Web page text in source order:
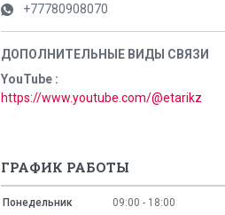
+77780908070
YouTube
https://www.youtube.com/@etarikz
ГРАФИК РАБОТЫ
Понедельник 09:00 18:00